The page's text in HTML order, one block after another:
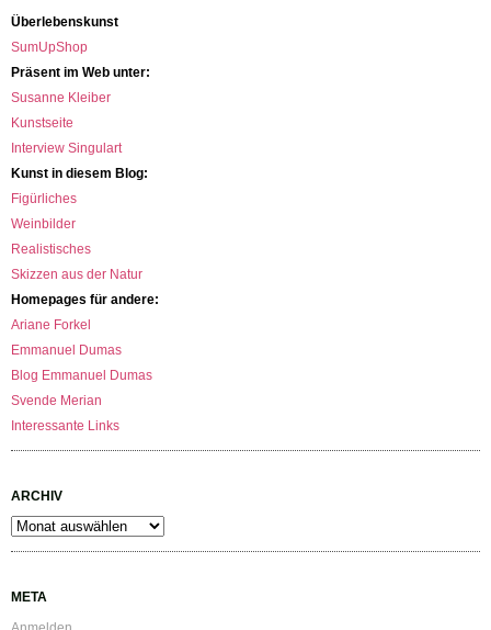
Überlebenskunst
SumUpShop
Präsent im Web unter:
Susanne Kleiber
Kunstseite
Interview Singulart
Kunst in diesem Blog:
Figürliches
Weinbilder
Realistisches
Skizzen aus der Natur
Homepages für andere:
Ariane Forkel
Emmanuel Dumas
Blog Emmanuel Dumas
Svende Merian
Interessante Links
ARCHIV
Archiv
META